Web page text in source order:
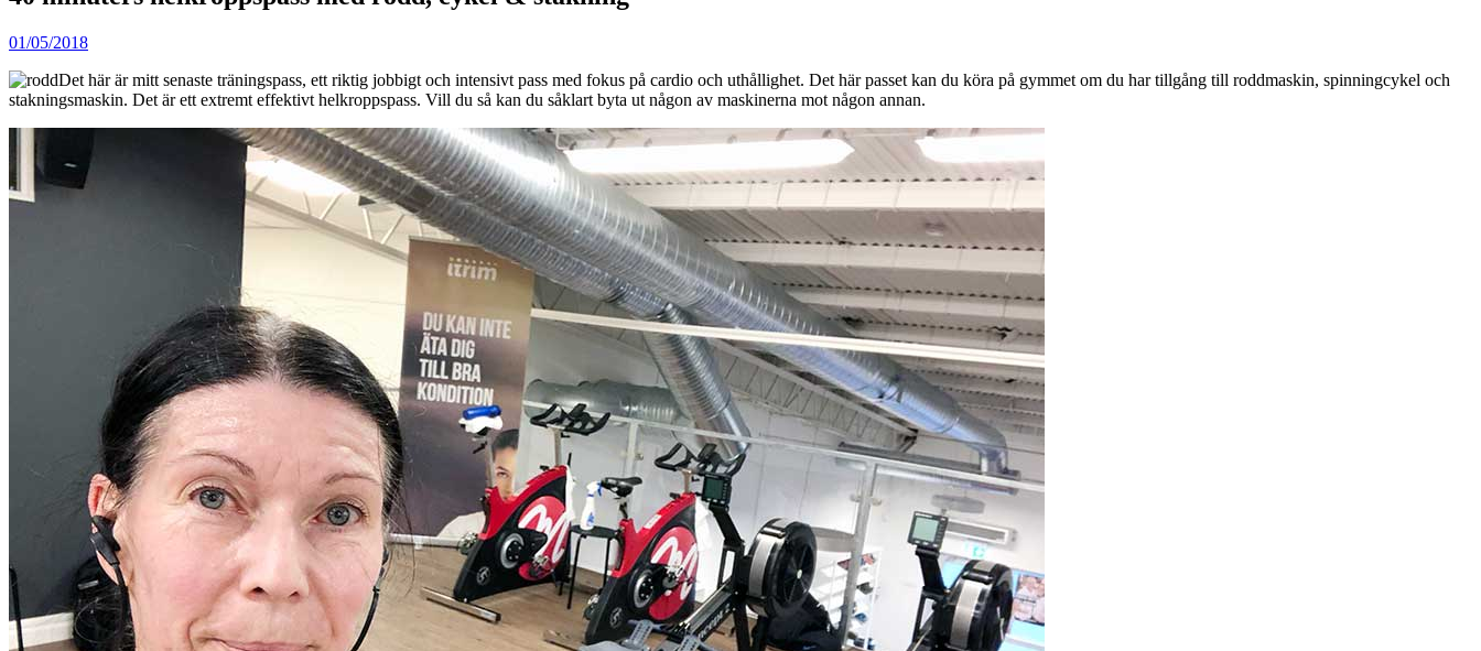
01/05/2018
Det här är mitt senaste träningspass, ett riktig jobbigt och intensivt pass med fokus på cardio och uthållighet. Det här passet kan du köra på gymmet om du har tillgång till roddmaskin, spinningcykel och
stakningsmaskin. Det är ett extremt effektivt helkroppspass. Vill du så kan du såklart byta ut någon av maskinerna mot någon annan.